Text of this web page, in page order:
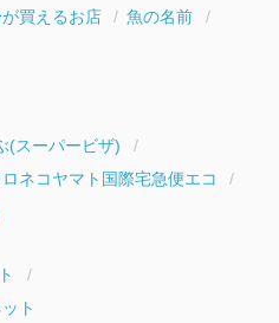
買えるお店
魚の名前
(スーパービザ)
ロネコヤマト国際宅急便エコ
ト